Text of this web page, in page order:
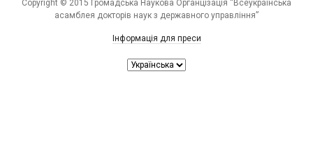
Copyright © 2015 Громадська Наукова Органцізація “Всеукраїнська
асамблея докторів наук з державного управління”
Інформація для преси